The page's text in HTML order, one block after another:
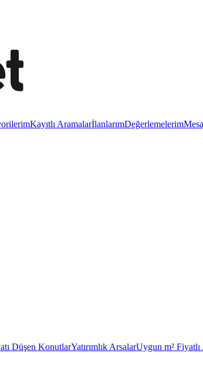
Kayıtlı AramalarİlanlarımDeğerlemelerim
Düşen KonutlarYatırımlık ArsalarUygun m² Fiyatlı